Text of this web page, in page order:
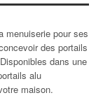
menuiserie pour ses
des portails
dans une
alu
maison.